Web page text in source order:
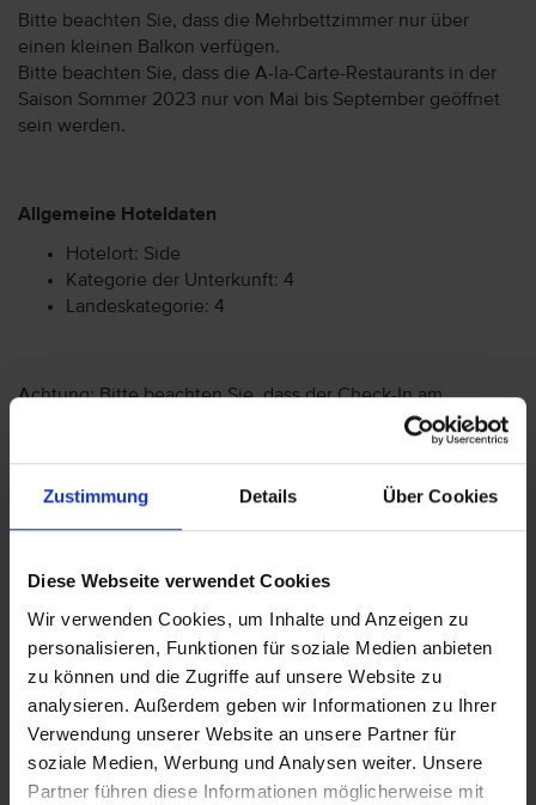
Zustimmung Details Über Cookies
Diese Webseite verwendet Cookies
Wir verwenden Cookies, um Inhalte und Anzeigen zu
personalisieren, Funktionen für soziale Medien anbieten
zu können und die Zugriffe auf unsere Website zu
analysieren. Außerdem geben wir Informationen zu Ihrer
Verwendung unserer Website an unsere Partner für
soziale Medien, Werbung und Analysen weiter. Unsere
Partner führen diese Informationen möglicherweise mit
Bitte beachten Sie, dass die Mehrbettzimmer nur über
einen kleinen Balkon verfügen.
Bitte beachten Sie, dass die A-la-Carte-Restaurants in der
Saison Sommer 2023 nur von Mai bis September geöffnet
sein werden.
Allgemeine Hoteldaten
Hotelort: Side
Kategorie der Unterkunft: 4
Landeskategorie: 4
Achtung: Bitte beachten Sie, dass der Check-In am
Flughafen bei einigen Fluggesellschaften kostenpflichtig
ist. Freigepäck und Verpflegung während des Fluges
erhalten Sie im Servicebereich unter Rund um die Reise bei
Informationen zu Fluggesellschaftenvtours
Wir möchten Sie darauf aufmerksam machen, dass Sie am
Ankunftstag ab 15 Uhr (örtliche Abweichung vorbehalten) in
Ihr Hotel einchecken können. An Ihrem Abreisetag können
Sie Ihr Zimmer bis 11 Uhr (örtliche Abweichung vorbehalten)
nutzen. Bitte beachten Sie, dass es bei Nur-Hotel-
Buchungen vorkommen kann, dass der Hotelier einen
Nachweis der Anreise aus einem EU-Land oder der Schweiz
fordert. Sollte ein derartiger Nachweis nicht gelingen, kann